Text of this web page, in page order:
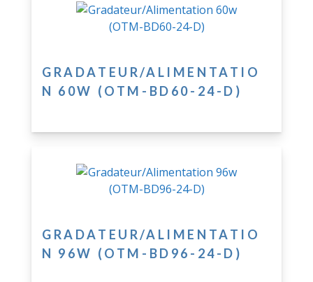
GRADATEUR/ALIMENTATIO
N 60W (OTM-BD60-24-D)
GRADATEUR/ALIMENTATIO
N 96W (OTM-BD96-24-D)